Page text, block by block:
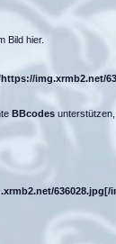
Bild hier.
img.xrmb2.net/
BBcodes
636028.jpg[/